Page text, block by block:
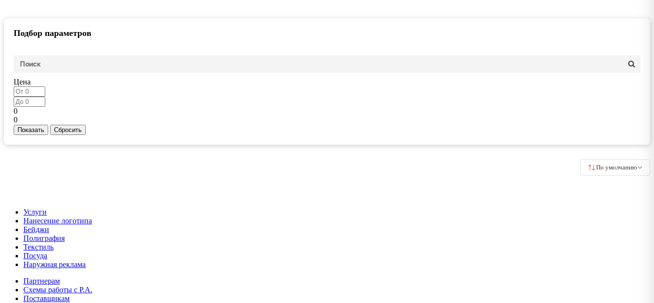
Подбор параметров
Цена
0
0
По умолчанию
Услуги
Нанесение логотипа
Бейджи
Полиграфия
Текстиль
Посуда
Наружная реклама
Партнерам
Схемы работы с Р.А.
Поставщикам